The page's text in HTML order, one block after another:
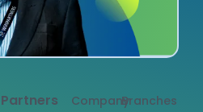
CompanyBranches